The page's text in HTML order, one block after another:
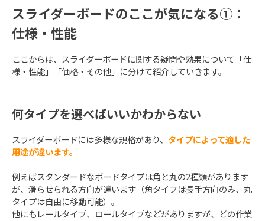
スライダーボードのここが気になる①：
仕様・性能
ここからは、スライダーボードに関する疑問や効果について「仕
様・性能」「価格・その他」に分けて紹介していきます。
何タイプを選べばいいかわからない
スライダーボードには多様な規格があり、 タイプによって適した
用途が違います。
例えばスタンダードなボードタイプは角と丸の2種類があります
が、滑らせられる方向が違います（角タイプは長手方向のみ、丸
タイプは自由に移動可能）。
他にもレールタイプ、ロールタイプなどがありますが、どの作業